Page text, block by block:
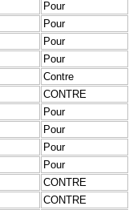
Pour
Pour
Pour
Pour
Contre
CONTRE
Pour
Pour
Pour
Pour
CONTRE
CONTRE